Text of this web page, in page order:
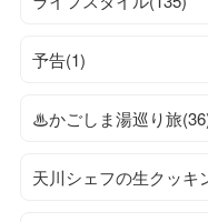
予告(1)
♨かごしま湯巡り旅
天川シェフの生クッキ